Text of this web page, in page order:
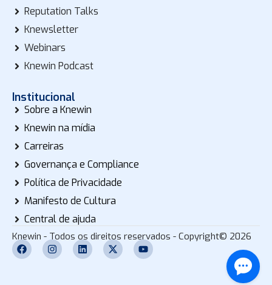
Reputation Talks
Knewsletter
Webinars
Knewin Podcast
Institucional
Sobre a Knewin
Knewin na mídia
Carreiras
Governança e Compliance
Política de Privacidade
Manifesto de Cultura
Central de ajuda
Knewin - Todos os direitos reservados - Copyright© 2026